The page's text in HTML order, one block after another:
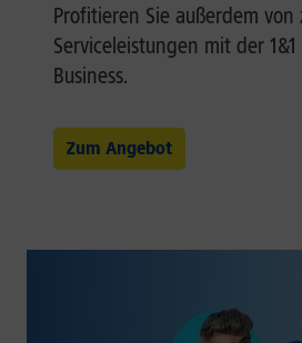
Profitieren Sie außerdem von
Serviceleistungen mit der 1&1
Business.
Zum Angebot